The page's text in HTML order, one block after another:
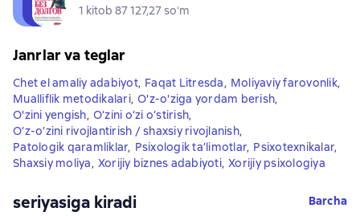
1 kitob 87 127,27 soʻm
Janrlar va teglar
Chet el amaliy adabiyot, Faqat Litresda, Moliyaviy farovonlik,
Mualliflik metodikalari, O'z-o'ziga yordam berish,
O'zini yengish, O‘zini o‘zi o‘stirish,
O’z-o’zini rivojlantirish / shaxsiy rivojlanish,
Patologik qaramliklar, Psixologik ta’limotlar, Psixotexnikalar,
Shaxsiy moliya, Xorijiy biznes adabiyoti, Xorijiy psixologiya
seriyasiga kiradi
Barcha